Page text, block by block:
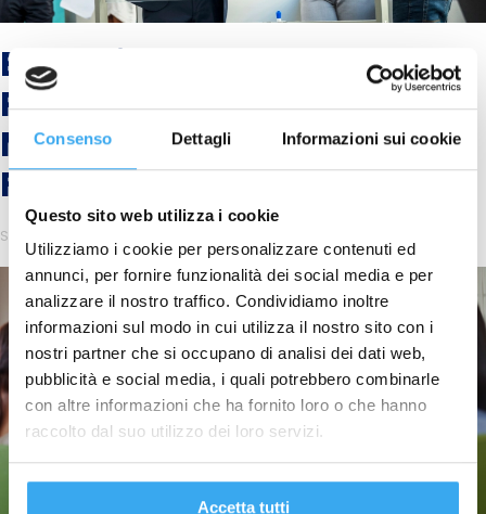
Consenso Dettagli Informazioni sui cookie
Questo sito web utilizza i cookie
Utilizziamo i cookie per personalizzare contenuti ed
annunci, per fornire funzionalità dei social media e per
analizzare il nostro traffico. Condividiamo inoltre
informazioni sul modo in cui utilizza il nostro sito con i
nostri partner che si occupano di analisi dei dati web,
pubblicità e social media, i quali potrebbero combinarle
con altre informazioni che ha fornito loro o che hanno
raccolto dal suo utilizzo dei loro servizi.
Accetta tutti
Executive Corporate
Program in Project
Management
Fundamentals
Scritto da